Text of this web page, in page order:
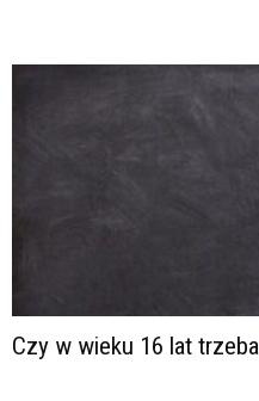
Czy w wieku 16 lat